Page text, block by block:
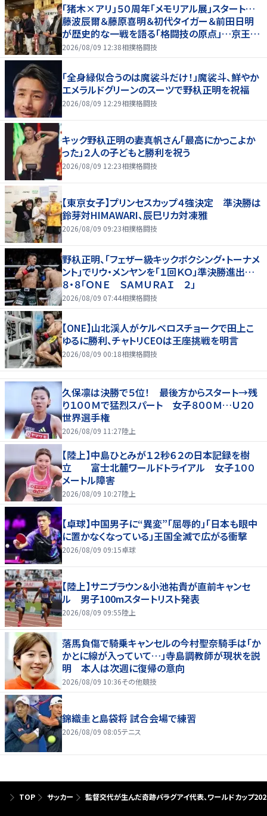
「猪木×アリ」５０周年「メモリアル展」スタート…
藤波辰爾＆藤原喜明＆初代タイガー＆前田日明
が歴史的な一戦を語る「格闘技の原点」…京王プ
ラザホテルで３１日まで
2026/08/09 12:38相撲格闘技
「全身緑似合うのは魔裟斗だけ！」魔裟斗、鮮やか
エメラルドグリーンのスーツで野杁正明を祝福
2026/08/09 12:29相撲格闘技
キック野杁正明の妻真帆さん「最高にかっこよか
った」２人の子どもと勝利を祝う
2026/08/09 12:23相撲格闘技
【東京女子】プリンセスカップ４強決定 準決勝は
鈴芽対HIMAWARI、辰巳リカ対凍雅
2026/08/09 09:23相撲格闘技
野杁正明、「フェザー級キックボクシング・トーナメ
ント」でリウ・メンヤンを「１回ＫＯ」準決勝進出…
８・８「ＯＮＥ ＳＡＭＵＲＡＩ ２」
2026/08/09 07:44相撲格闘技
【ONE】山北渓人がケルベロスチョークで田上こ
ゆるに勝利、チャトリCEOは王座挑戦を明言
2026/08/09 00:18相撲格闘技
久保凛は決勝で５位！ 最後方からスタート→残
り１００Ｍで猛烈スパート 女子８００Ｍ…Ｕ２０
世界選手権
2026/08/09 11:27陸上
【陸上】中島ひとみが１２秒６２の日本記録を樹
立 富士北麓ワールドトライアル 女子１００
メートル障害
2026/08/09 10:27陸上
【卓球】中国男子に“異変”「屈辱的」「日本も眼中
に置かなくなっている」王国全滅で広がる衝撃
2026/08/09 09:15卓球
【陸上】サニブラウン＆小池祐貴が直前キャンセ
ル 男子100mスタートリスト発表
2026/08/09 09:55陸上
落馬負傷で騎乗キャンセルの今村聖奈騎手は「か
かとに線が入っていて…」寺島調教師が現状を説
明 本人は次週に復帰の意向
2026/08/09 10:36その他競技
錦織圭と島袋将 試合会場で練習
2026/08/09 08:05テニス
TOP サッカー 監督交代が生んだ奇跡――パラグアイ代表、ワールドカップ